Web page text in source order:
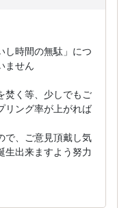
し時間の無駄」につ
ません
焚く等、少しでもご
リング率が上がれば
で、ご意見頂戴し気
生出来ますよう努力